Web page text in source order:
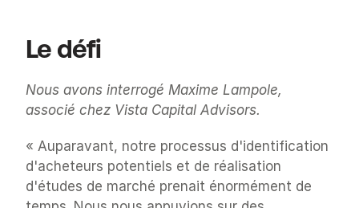
Le défi
Nous avons interrogé Maxime Lampole,
associé chez Vista Capital Advisors.
« Auparavant, notre processus d'identification
d'acheteurs potentiels et de réalisation
d'études de marché prenait énormément de